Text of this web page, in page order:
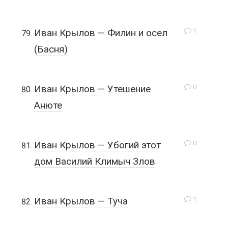
1
Иван Крылов — Филин и осел
(Басня)
0
Иван Крылов — Утешение
Анюте
0
Иван Крылов — Убогий этот
дом Василий Климыч Злов
1
Иван Крылов — Туча